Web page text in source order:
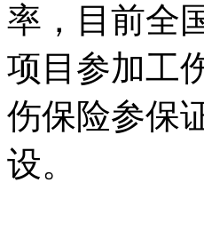
率，目前全
项目参加工
伤保险参保
设。